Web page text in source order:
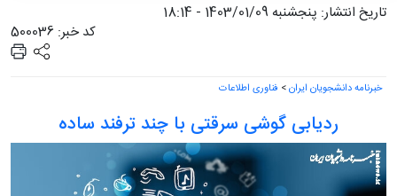
تاریخ انتشار: پنجشنبه 1403/01/09 - 18:14
کد خبر: 500036
خبرنامه دانشجویان ایران> فناوری اطلاعات
ردیابی گوشی سرقتی با چند ترفند ساده